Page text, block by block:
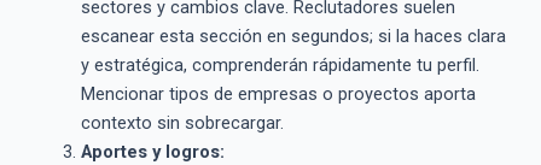
sectores y cambios clave. Reclutadores suelen
escanear esta sección en segundos; si la haces clara
y estratégica, comprenderán rápidamente tu perfil.
Mencionar tipos de empresas o proyectos aporta
contexto sin sobrecargar.
Aportes y logros: